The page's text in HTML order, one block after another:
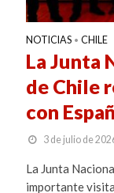
NOTICIAS • CHILE
La Junta
de Chile
con
3 de julio de
La Junta
importante